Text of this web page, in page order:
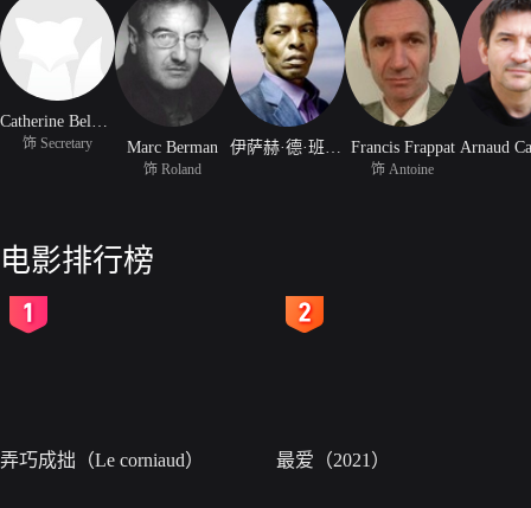
Catherine Belkhodja
饰 Secretary Marc Berman
饰 Roland
Francis Frappat
饰 Antoine
电影排行榜
弄巧成拙（Le corniaud） 最爱（2021）